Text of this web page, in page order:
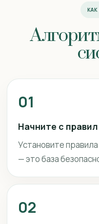
01
Начните с правил
Установите
— это база
02